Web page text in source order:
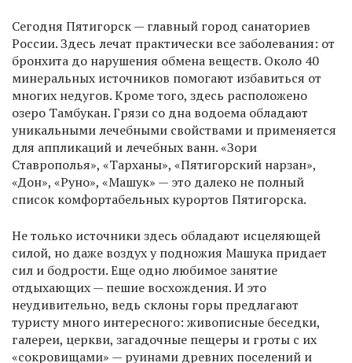
Сегодня Пятигорск — главный город санаториев
России. Здесь лечат практически все заболевания: от
бронхита до нарушения обмена веществ. Около 40
минеральных источников помогают избавиться от
многих недугов. Кроме того, здесь расположено
озеро Тамбукан. Грязи со дна водоема обладают
уникальными лечебными свойствами и применяется
для аппликаций и лечебных ванн. «Зори
Ставрополья», «Тарханы», «Пятигорский нарзан»,
«Дон», «Руно», «Машук» — это далеко не полный
список комфортабельных курортов Пятигорска.
Не только источники здесь обладают исцеляющей
силой, но даже воздух у подножия Машука придает
сил и бодрости. Еще одно любимое занятие
отдыхающих — пешие восхождения. И это
неудивительно, ведь склоны горы предлагают
туристу много интересного: живописные беседки,
галереи, церкви, загадочные пещеры и гроты с их
«сокровищами» — руинами древних поселений и